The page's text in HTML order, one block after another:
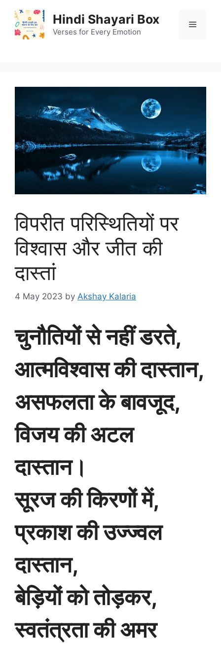
content
Hindi Shayari Box
Verses for Every Emotion
Menu
विपरीत परिस्थितियों पर
विश्वास और जीत की
दास्तां
4 May 2023 by Akshay Kalaria
चुनौतियों से नहीं डरते,
आत्मविश्वास की दास्तान,
असफलता के बावजूद,
विजय की अटल
दास्तान।
सूरज की किरणों में,
प्रकाश की उज्ज्वल
दास्तान,
बेड़ियों को तोड़कर,
स्वतंत्रता की अमर